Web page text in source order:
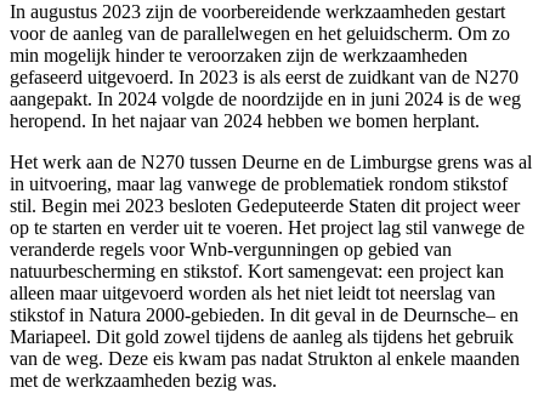
In augustus 2023 zijn de voorbereidende werkzaamheden gestart
voor de aanleg van de parallelwegen en het geluidscherm. Om zo
min mogelijk hinder te veroorzaken zijn de werkzaamheden
gefaseerd uitgevoerd. In 2023 is als eerst de zuidkant van de N270
aangepakt. In 2024 volgde de noordzijde en in juni 2024 is de weg
heropend. In het najaar van 2024 hebben we bomen herplant.
Het werk aan de N270 tussen Deurne en de Limburgse grens was al
in uitvoering, maar lag vanwege de problematiek rondom stikstof
stil. Begin mei 2023 besloten Gedeputeerde Staten dit project weer
op te starten en verder uit te voeren. Het project lag stil vanwege de
veranderde regels voor Wnb-vergunningen op gebied van
natuurbescherming en stikstof. Kort samengevat: een project kan
alleen maar uitgevoerd worden als het niet leidt tot neerslag van
stikstof in Natura 2000-gebieden. In dit geval in de Deurnsche– en
Mariapeel. Dit gold zowel tijdens de aanleg als tijdens het gebruik
van de weg. Deze eis kwam pas nadat Strukton al enkele maanden
met de werkzaamheden bezig was.